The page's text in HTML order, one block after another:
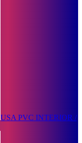
USA PVC INTERIOR /